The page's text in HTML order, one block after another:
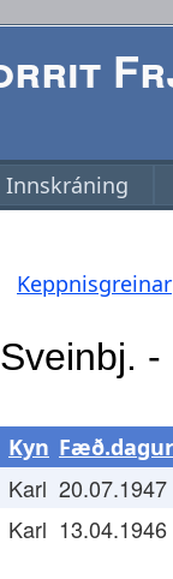
Innskráning
Keppnisgreinar
Kyn Fæð.dagur
Karl 20.07.1947
Karl 13.04.1946